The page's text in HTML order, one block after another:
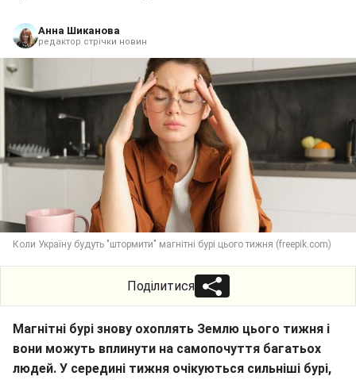
Анна Шиканова
редактор стрічки новин
Коли Україну будуть "штормити" магнітні бурі цього тижня (freepik.com)
Поділитися
Магнітні бурі знову охоплять Землю цього тижня і
вони можуть вплинути на самопочуття багатьох
людей. У середині тижня очікуються сильніші бурі,